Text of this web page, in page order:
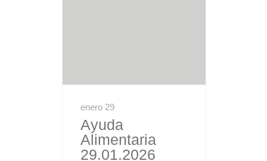
enero 29
Ayuda
Alimentaria
29.01.2026